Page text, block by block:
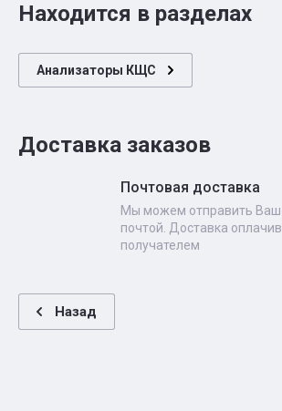
Находится в разделах
Анализаторы КЩС
Доставка заказов
Почтовая доставка
Мы можем отправить Ваш
почтой. Доставка
получателем
Назад